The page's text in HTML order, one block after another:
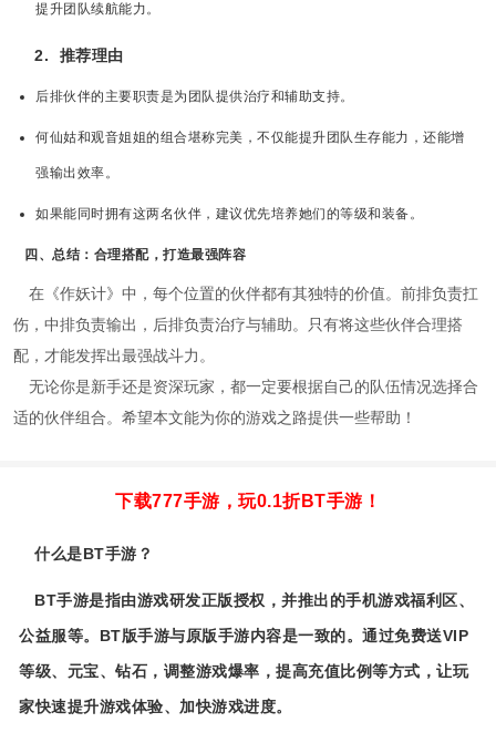
提升团队续航能力。
2. 推荐理由
后排伙伴的主要职责是为团队提供治疗和辅助支持。
何仙姑和观音姐姐的组合堪称完美，不仅能提升团队生存能力，还能增
强输出效率。
如果能同时拥有这两名伙伴，建议优先培养她们的等级和装备。
四、总结：合理搭配，打造最强阵容
在《作妖计》中，每个位置的伙伴都有其独特的价值。前排负责扛
伤，中排负责输出，后排负责治疗与辅助。只有将这些伙伴合理搭
配，才能发挥出最强战斗力。
无论你是新手还是资深玩家，都一定要根据自己的队伍情况选择合
适的伙伴组合。希望本文能为你的游戏之路提供一些帮助！
下载777手游，玩0.1折BT手游！
什么是BT手游？
BT手游是指由游戏研发正版授权，并推出的手机游戏福利区、
公益服等。BT版手游与原版手游内容是一致的。通过免费送VIP
等级、元宝、钻石，调整游戏爆率，提高充值比例等方式，让玩
家快速提升游戏体验、加快游戏进度。